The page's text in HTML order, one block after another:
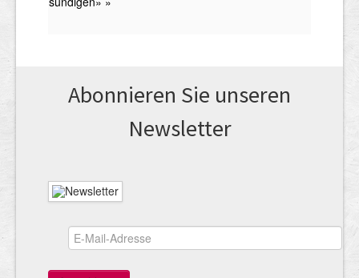
Abonnieren Sie unseren
News­letter